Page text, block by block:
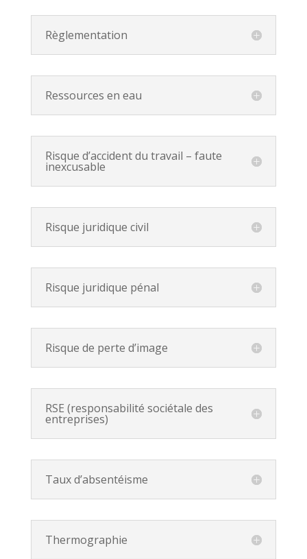
Règlementation
Ressources en eau
Risque d’accident du travail – faute
inexcusable
Risque juridique civil
Risque juridique pénal
Risque de perte d’image
RSE (responsabilité sociétale des
entreprises)
Taux d’absentéisme
Thermographie